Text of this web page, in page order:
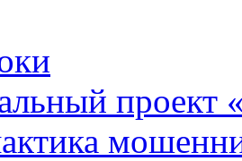
проект